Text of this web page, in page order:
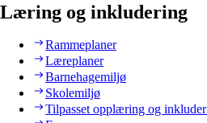
Læring og inkludering
Rammeplaner
Læreplaner
Barnehagemiljø
Skolemiljø
Tilpasset opplæring og